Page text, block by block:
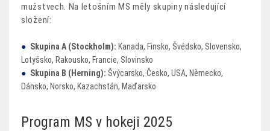
mužstvech. Na letošním MS měly skupiny následující
složení:
Skupina A (Stockholm): Kanada, Finsko, Švédsko, Slovensko,
Lotyšsko, Rakousko, Francie, Slovinsko
Skupina B (Herning): Švýcarsko, Česko, USA, Německo,
Dánsko, Norsko, Kazachstán, Maďarsko
Program MS v hokeji 2025